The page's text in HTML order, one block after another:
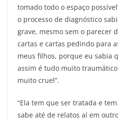
tomado todo o espaço
o processo de diagnóstico
grave, mesmo sem o parecer
cartas e cartas pedindo para
meus filhos, porque eu sabia
assim é tudo muito
muito cruel”.
“Ela tem que ser tratada e
sabe até de relatos aí em